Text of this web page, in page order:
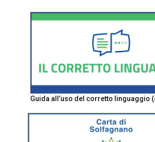
Guida all’uso del corretto linguaggio